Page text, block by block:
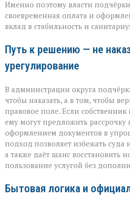
Именно поэтому власти
своевременная оплата и
вклад в стабильность и
Путь к решению — не
урегулирование
В администрации округа
чтобы наказать, а в том, чтобы
правовое поле. Если собственник
ему могут предложить рассрочку
оформлением документов в
подход позволяет избежать
а также даёт шанс восстановить
пользование услугой без
Бытовая логика и